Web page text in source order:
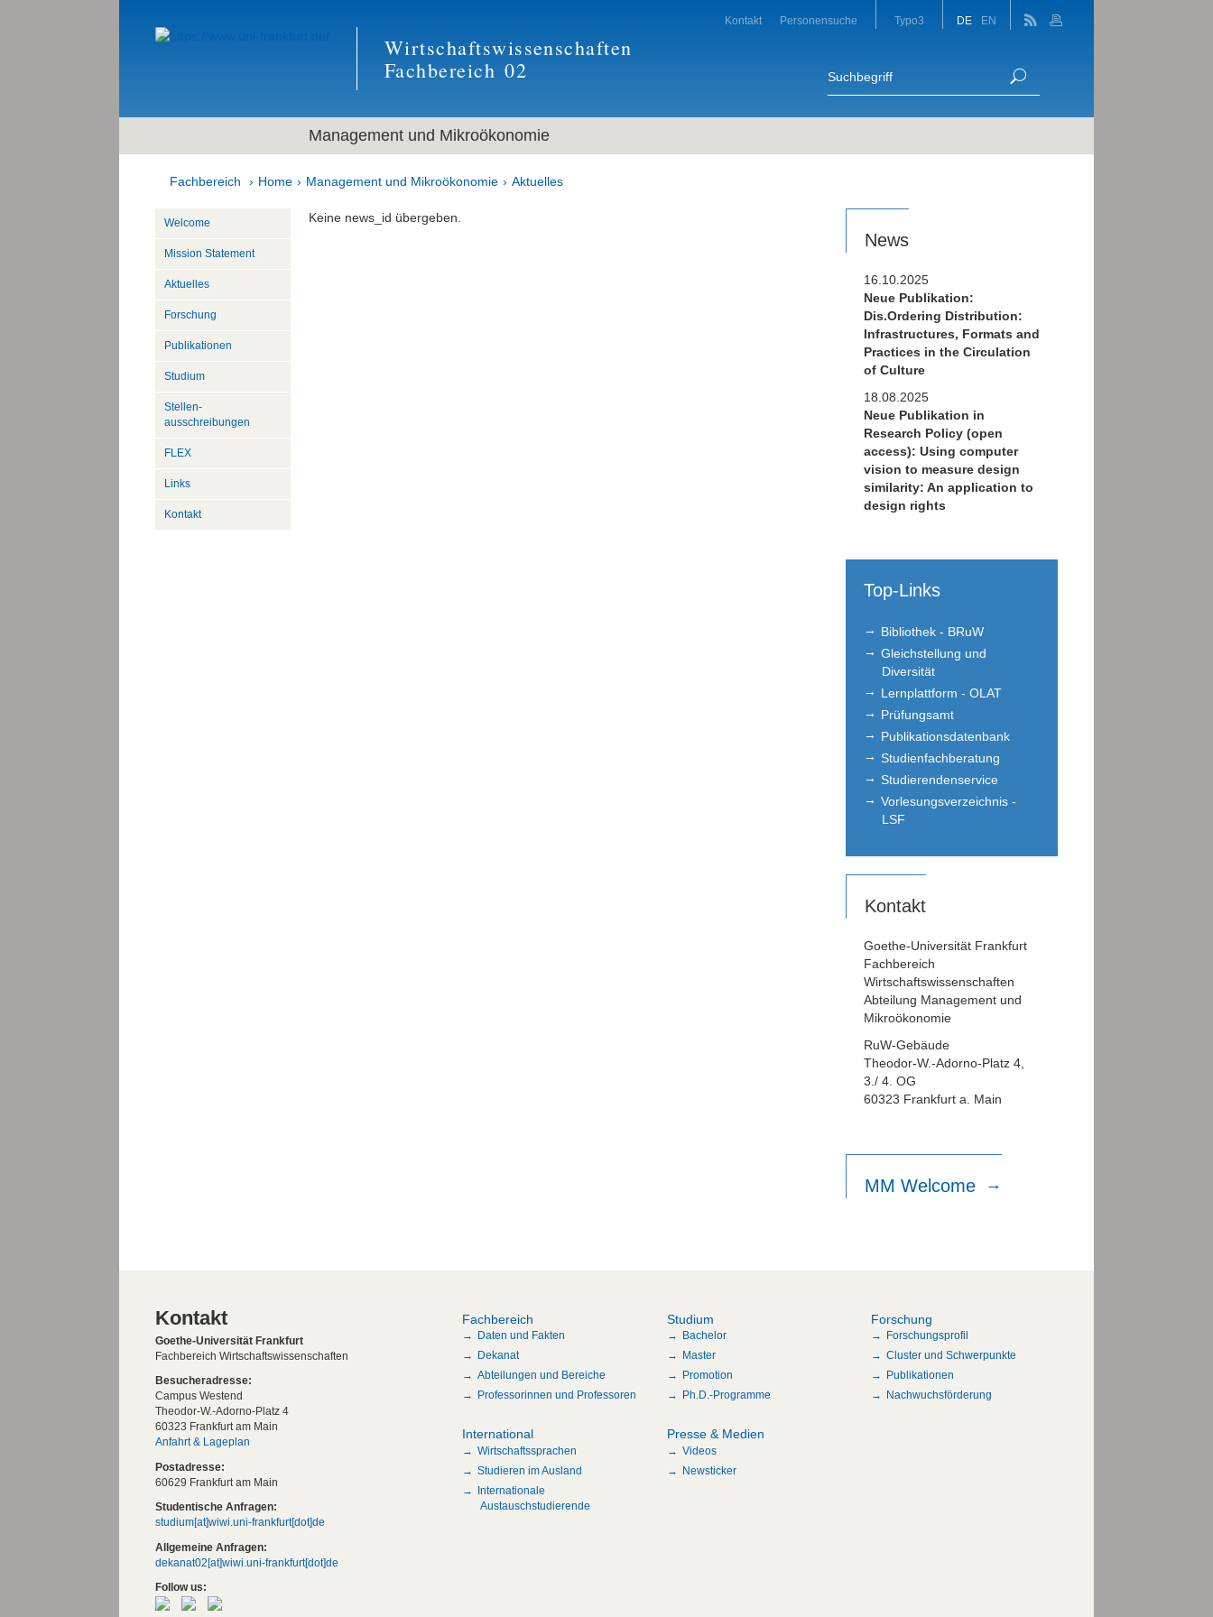
Wirtschaftswissenschaften
Fachbereich 02
Kontakt Personensuche Typo3 DE EN
Management und Mikroökonomie
Fachbereich Home Management und Mikroökonomie Aktuelles
Keine news_id übergeben.
Welcome
Mission Statement
Aktuelles
Forschung
Publikationen
Studium
Stellen­
ausschreibungen
FLEX
Links
Kontakt
News
16.10.2025
Neue Publikation:
Dis.Ordering Distribution:
Infrastructures, Formats and
Practices in the Circulation
of Culture
18.08.2025
Neue Publikation in
Research Policy (open
access): Using computer
vision to measure design
similarity: An application to
design rights
Top-Links
Bibliothek - BRuW
Gleichstellung und
Diversität
Lernplattform - OLAT
Prüfungsamt
Publikationsdatenbank
Studienfachberatung
Studierendenservice
Vorlesungsverzeichnis -
LSF
Kontakt
Goethe-Universität Frankfurt
Fachbereich
Wirtschaftswissenschaften
Abteilung Management und
Mikroökonomie
RuW-Gebäude
Theodor-W.-Adorno-Platz 4,
3./ 4. OG
60323 Frankfurt a. Main
MM Welcome
Kontakt
Goethe-Universität Frankfurt
Fachbereich Wirtschaftswissenschaften
Besucheradresse:
Campus Westend
Theodor-W.-Adorno-Platz 4
60323 Frankfurt am Main
Anfahrt & Lageplan
Postadresse:
60629 Frankfurt am Main
Studentische Anfragen:
studium[at]wiwi.uni-frankfurt[dot]de
Allgemeine Anfragen:
dekanat02[at]wiwi.uni-frankfurt[dot]de
Follow us:
Fachbereich
Daten und Fakten
Dekanat
Abteilungen und Bereiche
Professorinnen und Professoren
Studium
Bachelor
Master
Promotion
Ph.D.-Programme
Forschung
Forschungsprofil
Cluster und Schwerpunkte
Publikationen
Nachwuchsförderung
International
Wirtschaftssprachen
Studieren im Ausland
Internationale
Austauschstudierende
Presse & Medien
Videos
Newsticker